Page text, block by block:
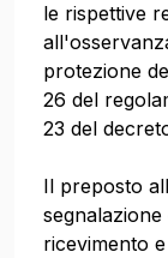
le rispettive
protezione
26 del
23 del
Il preposto
ricevimento